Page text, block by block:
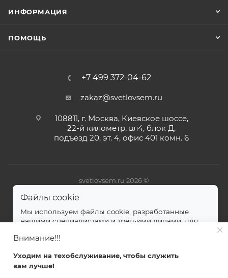
ИНФОРМАЦИЯ
ПОМОЩЬ
+7 499 372-04-62
zakaz@svetlovsem.ru
108811, г. Москва, Киевское шоссе,
22-й километр, вл4, блок Д,
подъезд 20, эт. 4, офис 401 комн. 6
svetlovsem.ru 2026 ©
Внимание!!!
Уходим на техобслуживание, чтобы служить
вам лучше!
Файлы cookie
Мы используем файлы cookie, разработанные
нашими специалистами и третьими лицами, для